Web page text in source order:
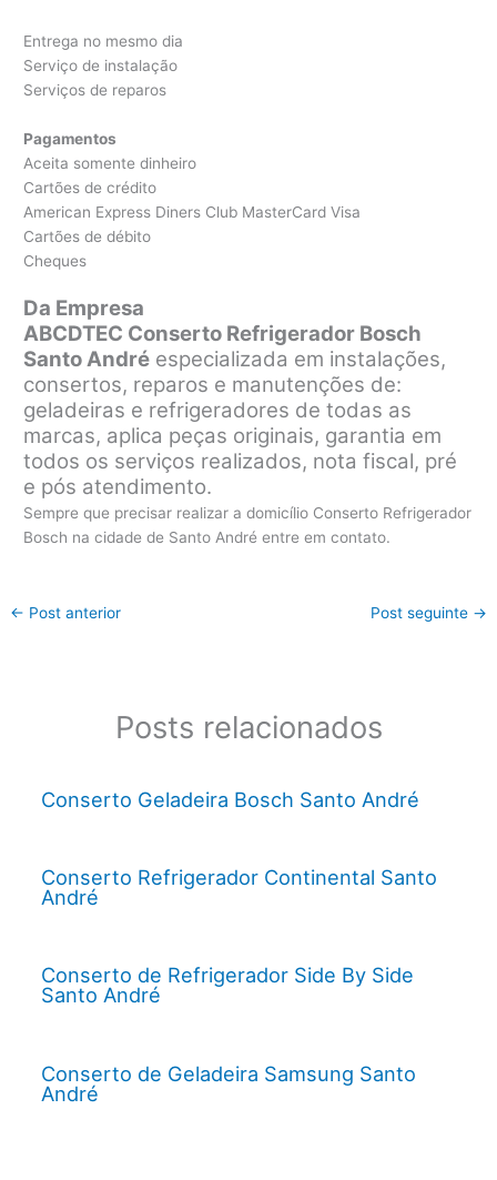
Entrega no mesmo dia
Serviço de instalação
Serviços de reparos
Pagamentos
Aceita somente dinheiro
Cartões de crédito
American Express Diners Club MasterCard Visa
Cartões de débito
Cheques
Da Empresa
ABCDTEC Conserto Refrigerador Bosch
Santo André especializada em instalações,
consertos, reparos e manutenções de:
geladeiras e refrigeradores de todas as
marcas, aplica peças originais, garantia em
todos os serviços realizados, nota fiscal, pré
e pós atendimento.
Sempre que precisar realizar a domicílio Conserto Refrigerador
Bosch na cidade de Santo André entre em contato.
← Post anterior Post seguinte →
Posts relacionados
Conserto Geladeira Bosch Santo André
Conserto Refrigerador Continental Santo
André
Conserto de Refrigerador Side By Side
Santo André
Conserto de Geladeira Samsung Santo
André